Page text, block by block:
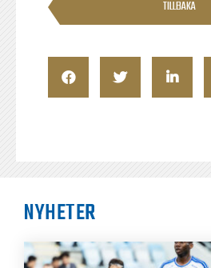
TILLBAKA
NYHETER